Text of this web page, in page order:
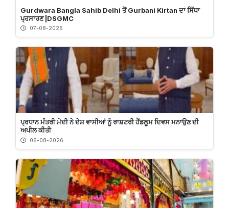
Gurdwara Bangla Sahib Delhi ਤੋਂ Gurbani Kirtan ਦਾ ਸਿੱਧਾ
ਪ੍ਰਸਾਰਣ |DSGMC
07-08-2026
ਪ੍ਰਧਾਨ ਮੰਤਰੀ ਮੋਦੀ ਨੇ ਦੇਸ਼ ਵਾਸੀਆਂ ਨੂੰ ਰਾਸ਼ਟਰੀ ਹੈਂਡਲੂਮ ਦਿਵਸ ਮਨਾਉਣ ਦੀ
ਅਪੀਲ ਕੀਤੀ
06-08-2026